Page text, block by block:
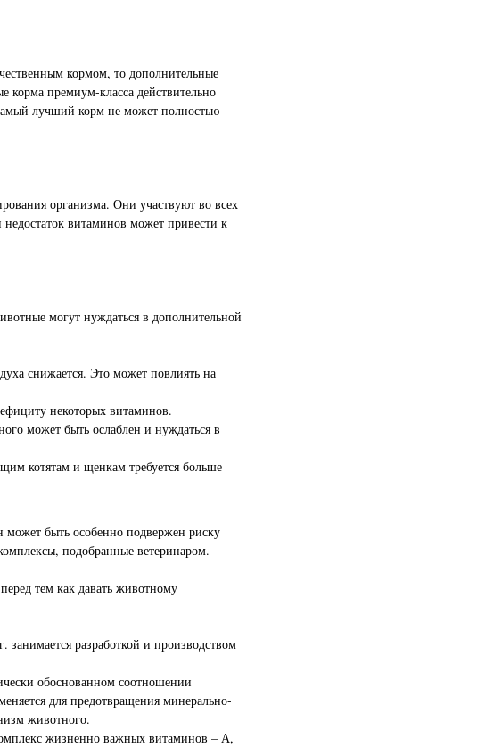
кормом, то дополнительные
премиум-класса действительно
лучший корм не может полностью
организма. Они участвуют во всех
витаминов может привести к
могут нуждаться в дополнительной
снижается. Это может повлиять на
некоторых витаминов.
может быть ослаблен и нуждаться в
котятам и щенкам требуется больше
может быть особенно подвержен риску
подобранные ветеринаром.
тем как давать животному
разработкой и производством
обоснованном соотношении
для предотвращения минерально-
животного.
жизненно важных витаминов – А,